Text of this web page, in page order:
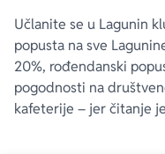
Učlanite se u Lagunin
popusta na sve
20%, rođendanski
pogodnosti na
kafeterije – jer čitanje